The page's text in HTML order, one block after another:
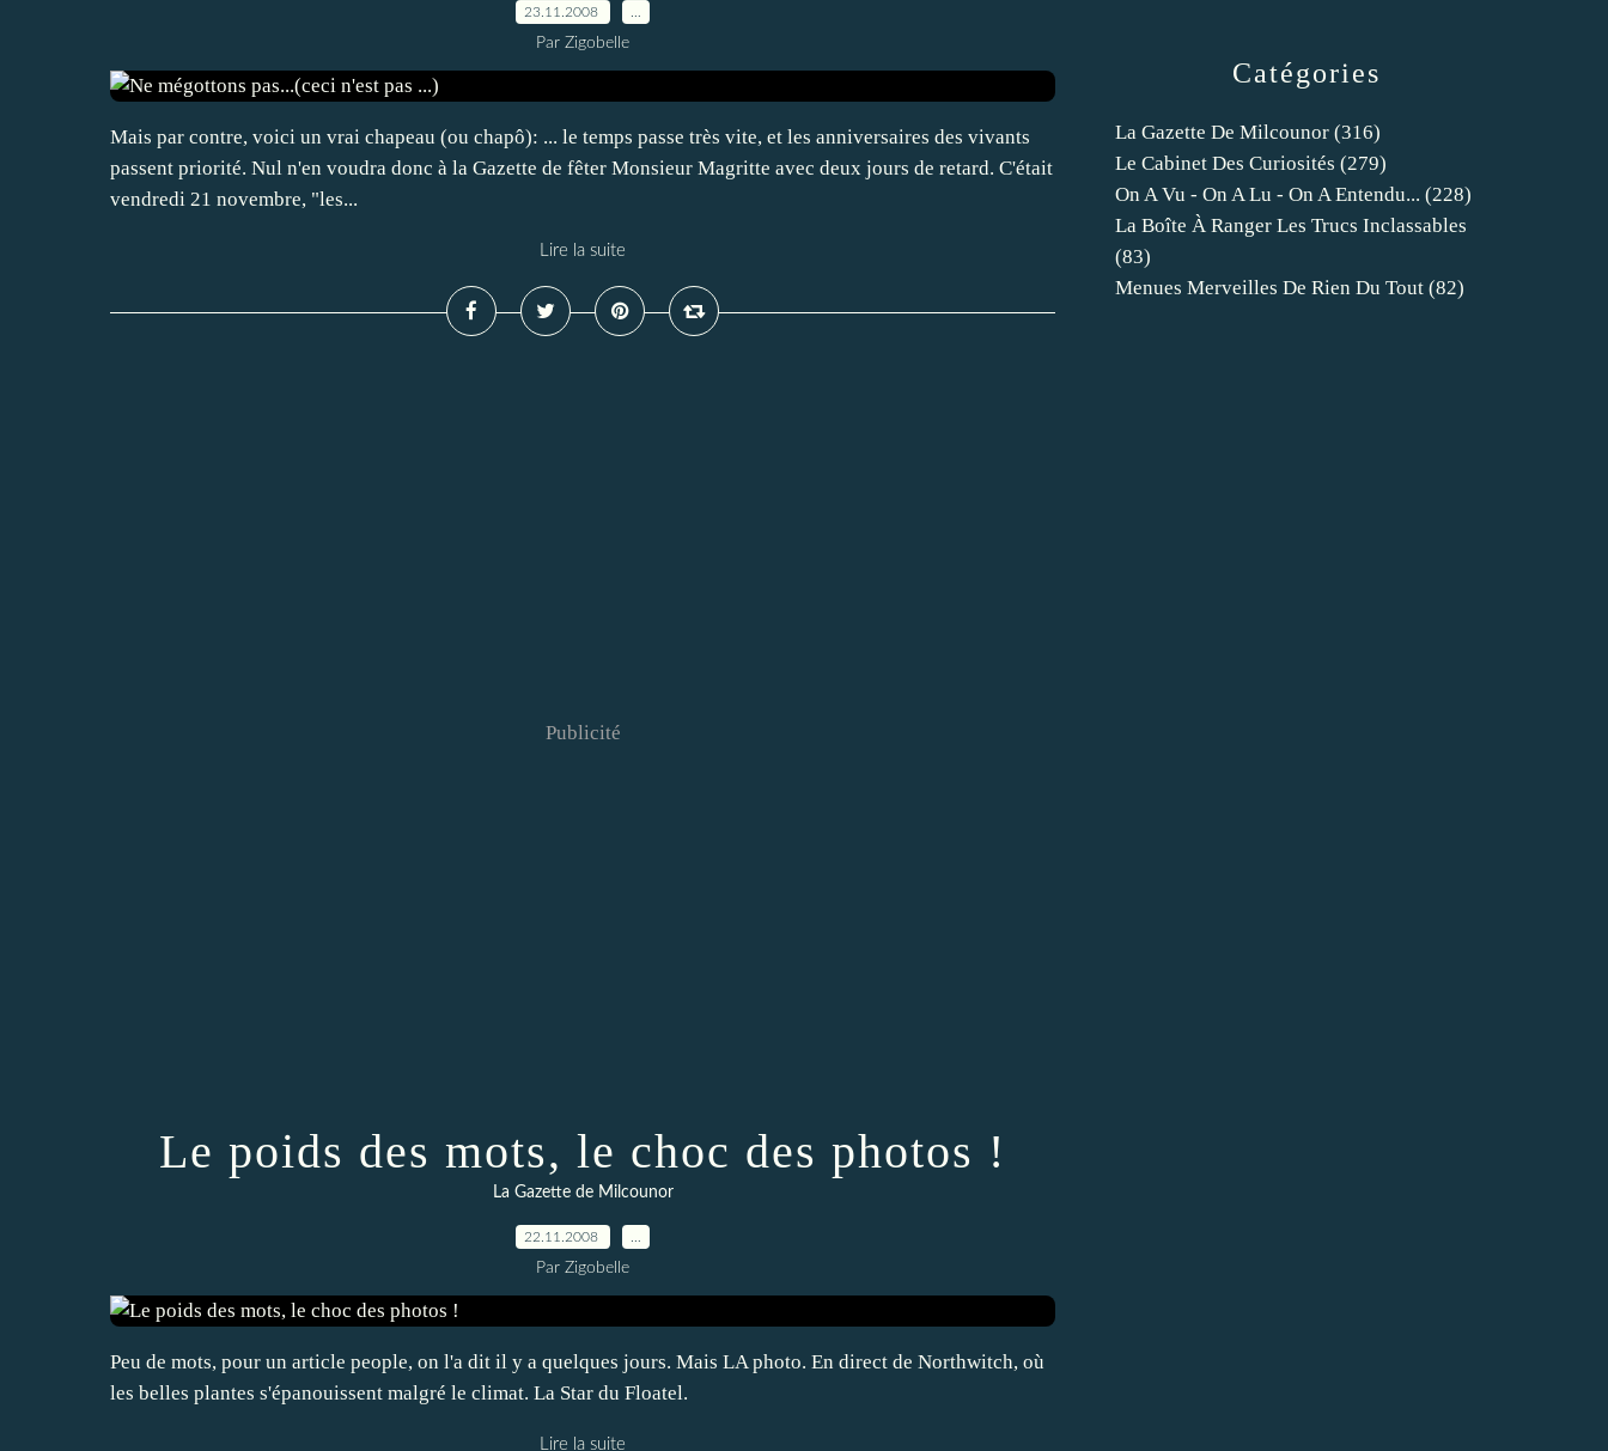
23.11.2008
Par Zigobelle
Mais par contre, voici un vrai chapeau (ou chapô): ... le temps passe très vite, et les anniversaires des vivants
passent priorité. Nul n'en voudra donc à la Gazette de fêter Monsieur Magritte avec deux jours de retard. C'était
vendredi 21 novembre, "les...
Lire la suite
Publicité
Le poids des mots, le choc des photos !
La Gazette de Milcounor
22.11.2008
Par Zigobelle
Peu de mots, pour un article people, on l'a dit il y a quelques jours. Mais LA photo. En direct de Northwitch, où
les belles plantes s'épanouissent malgré le climat. La Star du Floatel.
Lire la suite
Catégories
La Gazette De Milcounor (316)
Le Cabinet Des Curiosités (279)
On A Vu - On A Lu - On A Entendu... (228)
La Boîte À Ranger Les Trucs Inclassables
(83)
Menues Merveilles De Rien Du Tout (82)